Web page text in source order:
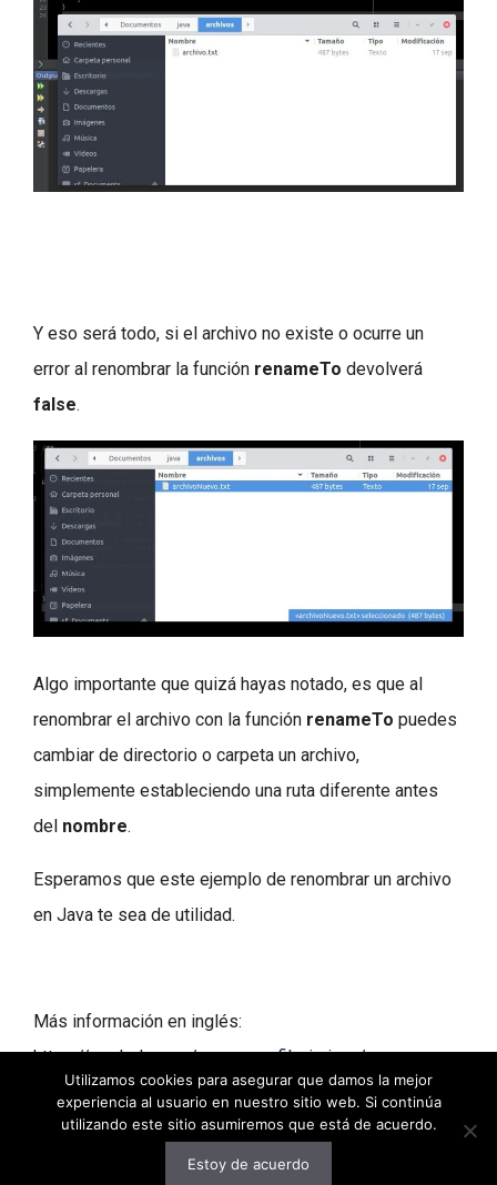
Y eso será todo, si el archivo no existe o ocurre un
error al renombrar la función renameTo devolverá
false.
Algo importante que quizá hayas notado, es que al
renombrar el archivo con la función renameTo puedes
cambiar de directorio o carpeta un archivo,
simplemente estableciendo una ruta diferente antes
del nombre.
Esperamos que este ejemplo de renombrar un archivo
en Java te sea de utilidad.
Más información en inglés:
https://geekole.com/rename-a-file-in-java/
© 2026 decodigo.com• Creado con
Utilizamos cookies para asegurar que damos la mejor
experiencia al usuario en nuestro sitio web. Si continúa
utilizando este sitio asumiremos que está de acuerdo.
Estoy de acuerdo